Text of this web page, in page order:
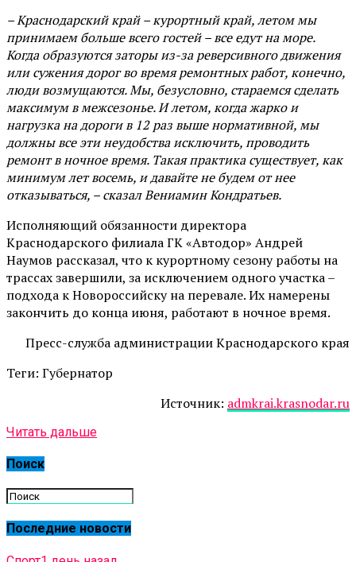
– Краснодарский край – курортный край, летом мы
принимаем больше всего гостей – все едут на море.
Когда образуются заторы из-за реверсивного движения
или сужения дорог во время ремонтных работ, конечно,
люди возмущаются. Мы, безусловно, стараемся сделать
максимум в межсезонье. И летом, когда жарко и
нагрузка на дороги в 12 раз выше нормативной, мы
должны все эти неудобства исключить, проводить
ремонт в ночное время. Такая практика существует, как
минимум лет восемь, и давайте не будем от нее
отказываться, – сказал Вениамин Кондратьев.
Исполняющий обязанности директора
Краснодарского филиала ГК «Автодор» Андрей
Наумов рассказал, что к курортному сезону работы на
трассах завершили, за исключением одного участка –
подхода к Новороссийску на перевале. Их намерены
закончить до конца июня, работают в ночное время.
Пресс-служба администрации Краснодарского края
Теги: Губернатор
Источник: admkrai.krasnodar.ru
Читать дальше
Поиск
Последние новости